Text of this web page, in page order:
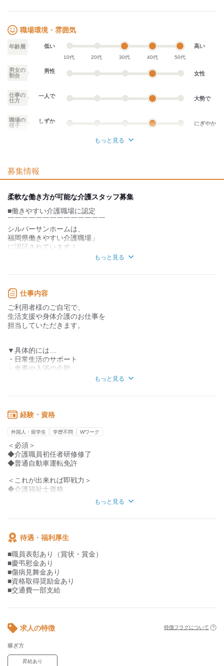
職場環境・雰囲気
年齢層 低い
10代 20代 30代 40代 50代
高い
男女の
割合
男性 女性
仕事の
仕方
一人で 大勢で
職場の
様子
しずか にぎやか
個性が生かせる
デスクワーク
お客様との対話が
少ない
力仕事が少ない
もっと見る
募集情報
柔軟な働き方が可能な介護スタッフ募集
■働きやすい介護職場に認定
￣￣￣￣￣￣￣￣￣￣￣￣￣￣
シルバーサンホームは、
福岡県働きやすい介護職場」
に認証されています！
職員同士でフォロー
お子さんがいる方も、
安心してください！
■初心者でも安心のサポート体制
￣￣￣￣￣￣￣￣￣￣￣￣￣￣￣￣
通勤経路やヘルパーの技術や
経験を考慮したサービスを
組んでおりますので、
毎月第二金曜日に内部研修を開催し、
「地域連携支え合い」の一貫として
『介護、家族に寄りそう集い」を
開催していきます。
■充実した福利厚生で働きやすさ◎
￣￣￣￣￣￣￣￣￣￣￣￣￣￣￣￣
頑張りがしっかり評価される制度
が整っています。
あり、万が一の際も安心です。
もっと見る
仕事内容
ご利用者様のご自宅で、
生活支援や身体介護のお仕事を
担当していただきます。
▼具体的には…
・日常生活のサポート
・食事や入浴の介助
利用宅への直行直帰可能です！
必要な資格や経験を活かし、
利用者様が安心して生活できる
環境づくりをサポートします。
経験が浅い方や未経験でも、
先輩スタッフが丁寧に指導しますので、
もっと見る
経験・資格
外国人・留学生 学歴不問 Wワーク
＜必須＞
◆介護職員初任者研修修了
◆普通自動車運転免許
＜これが出来れば即戦力＞
◆介護福祉士資格
◇人と接するのが好きな方
◇チームワークを大切にする方
◇自身の成長に意欲的な方
この職場では、介護の基礎知識を持つ方が大いに活躍していま
す。
もっと見る
待遇・福利厚生
■職員表彰あり（賞状・賞金）
■慶弔慰金あり
■傷病見舞金あり
■資格取得奨励金あり
■交通費一部支給
求人の特徴 特徴フラグについて
稼ぎ方
昇給あり